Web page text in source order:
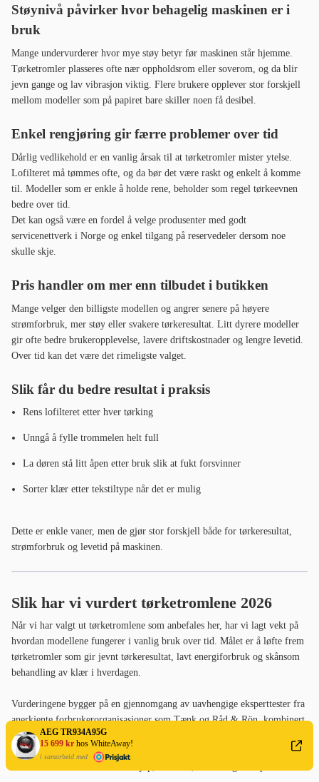
AEG TR934A95G
15 699 kr hos WhiteAway!
i samarbeid med
Støynivå påvirker hvor behagelig maskinen er i
bruk
Mange undervurderer hvor mye støy betyr før maskinen står hjemme.
Tørketromler plasseres ofte nær oppholdsrom eller soverom, og da blir
jevn gange og lav vibrasjon viktig. Flere brukere opplever stor forskjell
mellom modeller som på papiret bare skiller noen få desibel.
Enkel rengjøring gir færre problemer over tid
Dårlig vedlikehold er en vanlig årsak til at tørketromler mister ytelse.
Lofilteret må tømmes ofte, og da bør det være raskt og enkelt å komme
til. Modeller som er enkle å holde rene, beholder som regel tørkeevnen
bedre over tid.
Det kan også være en fordel å velge produsenter med godt
servicenettverk i Norge og enkel tilgang på reservedeler dersom noe
skulle skje.
Pris handler om mer enn tilbudet i butikken
Mange velger den billigste modellen og angrer senere på høyere
strømforbruk, mer støy eller svakere tørkeresultat. Litt dyrere modeller
gir ofte bedre brukeropplevelse, lavere driftskostnader og lengre levetid.
Over tid kan det være det rimeligste valget.
Slik får du bedre resultat i praksis
Rens lofilteret etter hver tørking
Unngå å fylle trommelen helt full
La døren stå litt åpen etter bruk slik at fukt forsvinner
Sorter klær etter tekstiltype når det er mulig
Dette er enkle vaner, men de gjør stor forskjell både for tørkeresultat,
strømforbruk og levetid på maskinen.
Slik har vi vurdert tørketromlene 2026
Når vi har valgt ut tørketromlene som anbefales her, har vi lagt vekt på
hvordan modellene fungerer i vanlig bruk over tid. Målet er å løfte frem
tørketromler som gir jevnt tørkeresultat, lavt energiforbruk og skånsom
behandling av klær i hverdagen.
Vurderingene bygger på en gjennomgang av uavhengige eksperttester fra
anerkjente forbrukerorganisasjoner som Tænk og Råd & Rön, kombinert
med tekniske spesifikasjoner og energimerking. For å få et realistisk
bilde av langtidsegenskaper har vi også sett på erfaringer fra forbrukere
hos norske forhandlere som Elkjøp, Skousen, ELON og Komplett.